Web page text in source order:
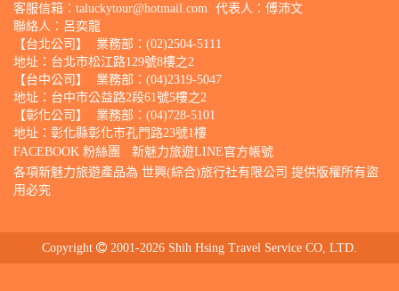
客服信箱： taluckytour@hotmail.com
代表人：傅沛文
聯絡人：呂奕龍
【台北公司】
業務部：(02)2504-5111
地址：台北市松江路129號8樓之2
【台中公司】
業務部：(04)2319-5047
地址：台中市公益路2段61號5樓之2
【彰化公司】
業務部：(04)728-5101
地址：彰化縣彰化市孔門路23號1樓
FACEBOOK 粉絲團
新魅力旅遊LINE官方帳號
各項新魅力旅遊產品為 世興(綜合)旅行社有限公司 提供版權所有盜
用必究
Copyright 2001-2026 Shih Hsing Travel Service CO, LTD.